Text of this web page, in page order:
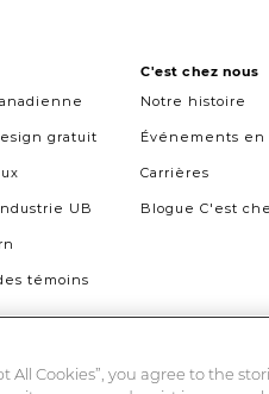
gratuit
UB
témoins
C'est chez nous
Notre histoire
Événements en
Carrières
Blogue C'est
All Cookies”, you agree to the